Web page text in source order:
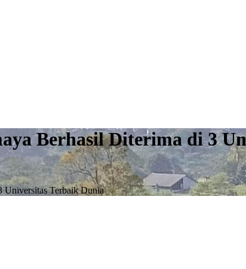
Berhasil Diterima di 3
Universitas Terbaik Dunia